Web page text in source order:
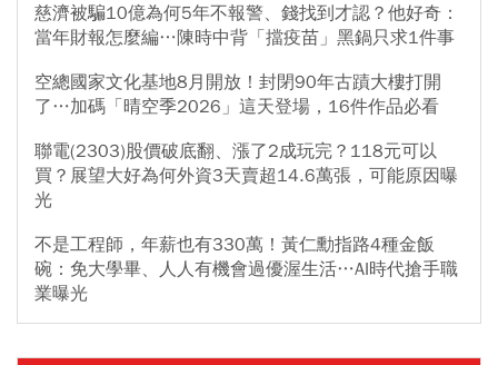
慈濟被騙10億為何5年不報警、錢找到才認？他好奇：
當年財報怎麼編…陳時中背「擋疫苗」黑鍋只求1件事
空總國家文化基地8月開放！封閉90年古蹟大樓打開
了…加碼「晴空季2026」這天登場，16件作品必看
聯電(2303)股價破底翻、漲了2成玩完？118元可以
買？展望大好為何外資3天賣超14.6萬張，可能原因曝
光
不是工程師，年薪也有330萬！黃仁勳指路4種金飯
碗：免大學畢、人人有機會過優渥生活…AI時代搶手職
業曝光